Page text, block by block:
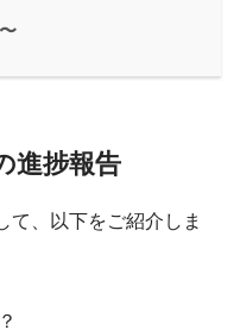
進捗報告
て、以下をご紹介しま